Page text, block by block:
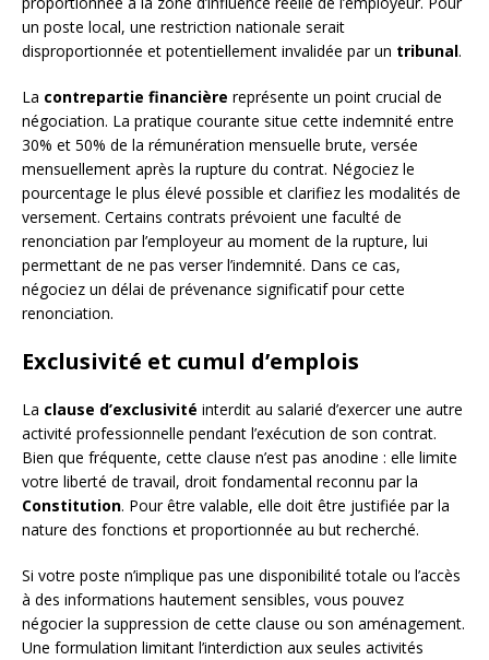
un poste local, une restriction nationale serait
disproportionnée et potentiellement invalidée par un tribunal.
La contrepartie financière représente un point crucial de
négociation. La pratique courante situe cette indemnité entre
30% et 50% de la rémunération mensuelle brute, versée
mensuellement après la rupture du contrat. Négociez le
pourcentage le plus élevé possible et clarifiez les modalités de
versement. Certains contrats prévoient une faculté de
renonciation par l’employeur au moment de la rupture, lui
permettant de ne pas verser l’indemnité. Dans ce cas,
négociez un délai de prévenance significatif pour cette
renonciation.
Exclusivité et cumul d’emplois
La clause d’exclusivité interdit au salarié d’exercer une autre
activité professionnelle pendant l’exécution de son contrat.
Bien que fréquente, cette clause n’est pas anodine : elle limite
votre liberté de travail, droit fondamental reconnu par la
Constitution. Pour être valable, elle doit être justifiée par la
nature des fonctions et proportionnée au but recherché.
Si votre poste n’implique pas une disponibilité totale ou l’accès
à des informations hautement sensibles, vous pouvez
négocier la suppression de cette clause ou son aménagement.
Une formulation limitant l’interdiction aux seules activités